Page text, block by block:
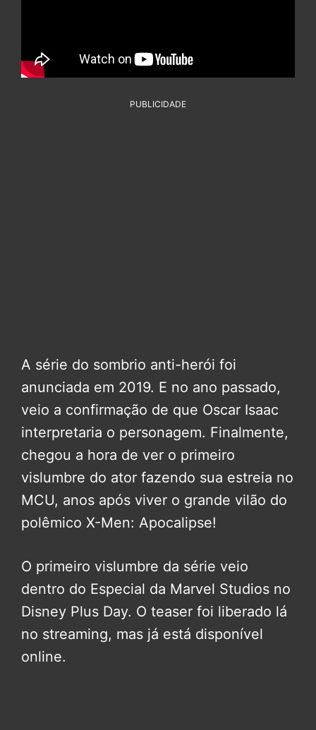
PUBLICIDADE
A série do sombrio anti-herói foi
anunciada em 2019. E no ano passado,
veio a confirmação de que Oscar Isaac
interpretaria o personagem. Finalmente,
chegou a hora de ver o primeiro
vislumbre do ator fazendo sua estreia no
MCU, anos após viver o grande vilão do
polêmico X-Men: Apocalipse!
O primeiro vislumbre da série veio
dentro do Especial da Marvel Studios no
Disney Plus Day. O teaser foi liberado lá
no streaming, mas já está disponível
online.